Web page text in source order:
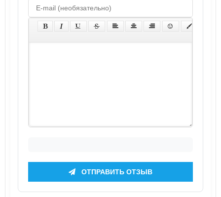
ОТПРАВИТЬ ОТЗЫВ